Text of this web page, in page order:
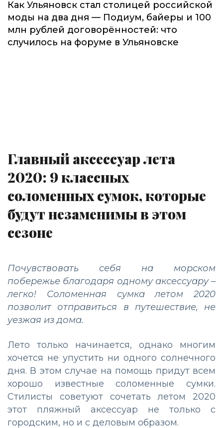
Как Ульяновск стал столицей российской
моды на два дня — Подиум, байеры и 100
млн рублей договорённостей: что
случилось на форуме в Ульяновске
Главный аксессуар лета
2020: 9 классных
соломенных сумок, которые
будут незаменимы в этом
сезоне
Почувствовать себя на морском
побережье благодаря одному аксессуару –
легко! Соломенная сумка летом 2020
позволит отправиться в путешествие, не
уезжая из дома.
Лето только начинается, однако многим
хочется не упустить ни одного солнечного
дня. В этом случае на помощь придут всем
хорошо известные соломенные сумки.
Стилисты советуют сочетать летом 2020
этот пляжный аксессуар не только с
городским, но и с деловым образом.